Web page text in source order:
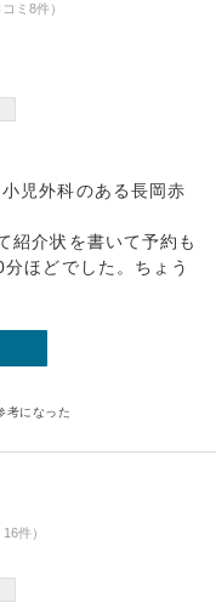
ミ8件）
児外科のある長岡赤
紹介状を書いて予約も
ほどでした。ちょう
考になった
件）